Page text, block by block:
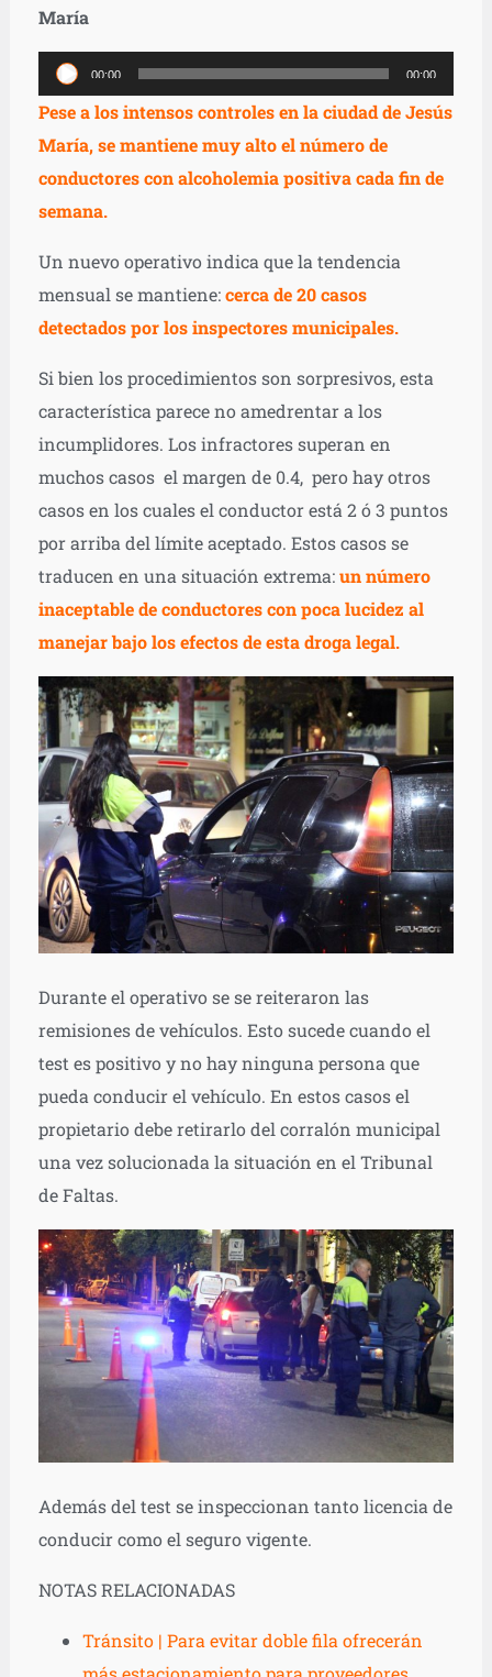
María
Reproductor
de
audio
00:00 00:00
Pese a los intensos controles en la ciudad de Jesús
María, se mantiene muy alto el número de
conductores con alcoholemia positiva cada fin de
semana.
Un nuevo operativo indica que la tendencia
mensual se mantiene:cerca de 20 casos
detectados por los inspectores municipales.
Si bien los procedimientos son sorpresivos, esta
característica parece no amedrentar a los
incumplidores. Los infractores superan en
muchos casos el margen de 0.4, pero hay otros
casos en los cuales el conductor está 2 ó 3 puntos
por arriba del límite aceptado. Estos casos se
traducen en una situación extrema:un número
inaceptable de conductores con poca lucidez al
manejar bajo los efectos de esta droga legal.
Durante el operativo se se reiteraron las
remisiones de vehículos. Esto sucede cuando el
test es positivo y no hay ninguna persona que
pueda conducir el vehículo. En estos casos el
propietario debe retirarlo del corralón municipal
una vez solucionada la situación en el Tribunal
de Faltas.
Además del test se inspeccionan tanto licencia de
conducir como el seguro vigente.
NOTAS RELACIONADAS
Tránsito | Para evitar doble fila ofrecerán